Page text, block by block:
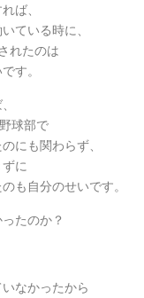
ば、
ている時に、
れたのは
す。
球部で
にも関わらず、
に
も自分のせいです。
たのか？
なかったから